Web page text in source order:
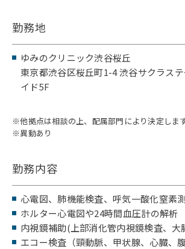
勤務地
ゆみのクリニック渋谷桜丘
東京都渋谷区桜丘町1-4 渋谷サクラス
イド5F
※他拠点は相談の上、配属部門により決定しま
※異動あり
勤務内容
心電図、肺機能検査、呼気一酸化窒素
ホルター心電図や24時間血圧計の解析
内視鏡補助(上部消化管内視鏡検査、大
エコー検査（頸動脈、甲状腺、心臓、